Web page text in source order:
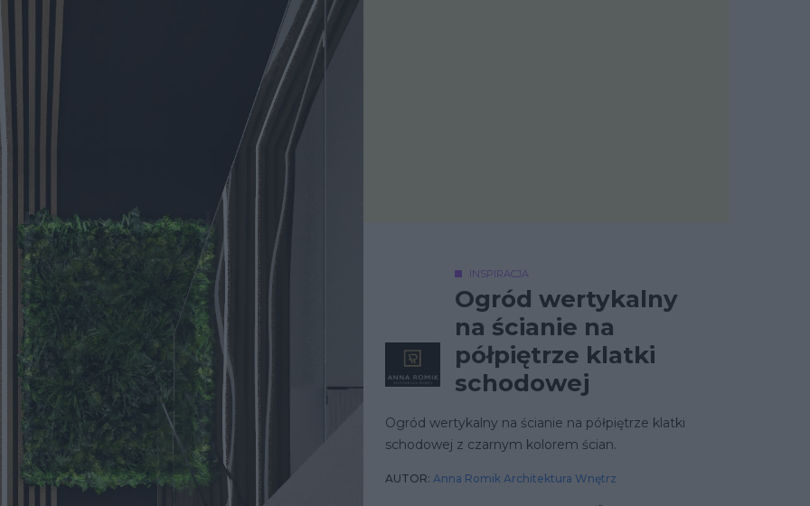
INSPIRACJA
Ogród wertykalny
na ścianie na
półpiętrze klatki
schodowej
Ogród wertykalny na ścianie na półpiętrze klatki
schodowej z czarnym kolorem ścian.
AUTOR: Anna Romik Architektura Wnętrz